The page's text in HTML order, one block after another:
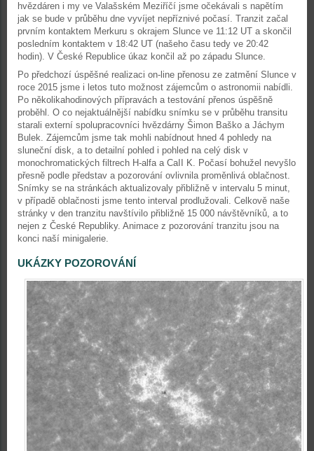
hvězdáren i my ve Valašském Meziříčí jsme očekávali s napětím
jak se bude v průběhu dne vyvíjet nepříznivé počasí. Tranzit začal
prvním kontaktem Merkuru s okrajem Slunce ve 11:12 UT a skončil
posledním kontaktem v 18:42 UT (našeho času tedy ve 20:42
hodin). V České Republice úkaz končil až po západu Slunce.
Po předchozí úspěšné realizaci on-line přenosu ze zatmění Slunce v
roce 2015 jsme i letos tuto možnost zájemcům o astronomii nabídli.
Po několikahodinových přípravách a testování přenos úspěšně
proběhl. O co nejaktuálnější nabídku snímku se v průběhu transitu
starali externí spolupracovníci hvězdárny Šimon Baško a Jáchym
Bulek. Zájemcům jsme tak mohli nabídnout hned 4 pohledy na
sluneční disk, a to detailní pohled i pohled na celý disk v
monochromatických filtrech H-alfa a CaII K. Počasí bohužel nevyšlo
přesně podle představ a pozorování ovlivnila proměnlivá oblačnost.
Snímky se na stránkách aktualizovaly přibližně v intervalu 5 minut,
v případě oblačnosti jsme tento interval prodlužovali. Celkově naše
stránky v den tranzitu navštívilo přibližně 15 000 návštěvníků, a to
nejen z České Republiky. Animace z pozorování tranzitu jsou na
konci naší minigalerie.
UKÁZKY POZOROVÁNÍ